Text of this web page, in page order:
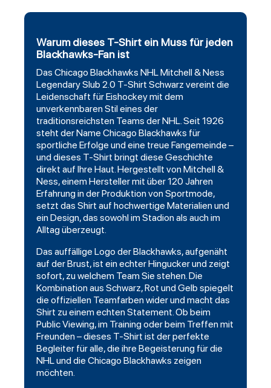
Warum dieses T-Shirt ein Muss für jeden
Blackhawks-Fan ist
Das Chicago Blackhawks NHLMitchell& Ness
LegendarySlub 2.0 T-Shirt Schwarz vereint die
Leidenschaft für Eishockey mit dem
unverkennbaren Stil eines der
traditionsreichsten Teams der NHL. Seit 1926
steht der Name Chicago Blackhawks für
sportliche Erfolge und eine treue Fangemeinde –
und dieses T-Shirt bringt diese Geschichte
direkt auf Ihre Haut. Hergestellt von Mitchell &
Ness, einem Hersteller mit über 120 Jahren
Erfahrung in der Produktion von Sportmode,
setzt das Shirt auf hochwertige Materialien und
ein Design, das sowohl im Stadion als auch im
Alltag überzeugt.
Das auffällige Logo der Blackhawks, aufgenäht
auf der Brust, ist ein echter Hingucker und zeigt
sofort, zu welchem Team Sie stehen. Die
Kombination aus Schwarz, Rot und Gelb spiegelt
die offiziellen Teamfarben wider und macht das
Shirt zu einem echten Statement. Ob beim
Public Viewing, im Training oder beim Treffen mit
Freunden – dieses T-Shirt ist der perfekte
Begleiter für alle, die ihre Begeisterung für die
NHL und die Chicago Blackhawks zeigen
möchten.